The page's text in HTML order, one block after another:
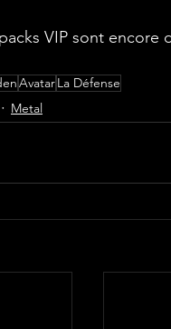
VIP sont encore
AvatarLa Défense
Metal